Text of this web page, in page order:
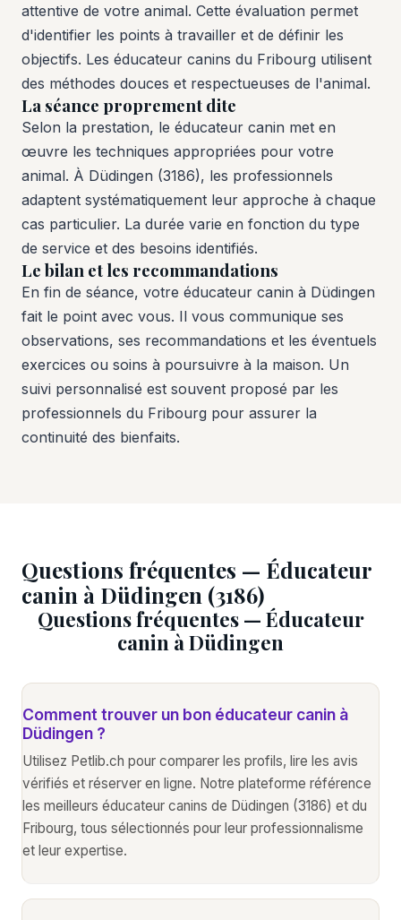
attentive de votre animal. Cette évaluation permet
d'identifier les points à travailler et de définir les
objectifs. Les éducateur canins du Fribourg utilisent
des méthodes douces et respectueuses de l'animal.
La séance proprement dite
Selon la prestation, le éducateur canin met en
œuvre les techniques appropriées pour votre
animal. À Düdingen (3186), les professionnels
adaptent systématiquement leur approche à chaque
cas particulier. La durée varie en fonction du type
de service et des besoins identifiés.
Le bilan et les recommandations
En fin de séance, votre éducateur canin à Düdingen
fait le point avec vous. Il vous communique ses
observations, ses recommandations et les éventuels
exercices ou soins à poursuivre à la maison. Un
suivi personnalisé est souvent proposé par les
professionnels du Fribourg pour assurer la
continuité des bienfaits.
Questions fréquentes — Éducateur
canin à Düdingen (3186)
Questions fréquentes — Éducateur
canin à Düdingen
Comment trouver un bon éducateur canin à
Düdingen ?
Utilisez Petlib.ch pour comparer les profils, lire les avis
vérifiés et réserver en ligne. Notre plateforme référence
les meilleurs éducateur canins de Düdingen (3186) et du
Fribourg, tous sélectionnés pour leur professionnalisme
et leur expertise.